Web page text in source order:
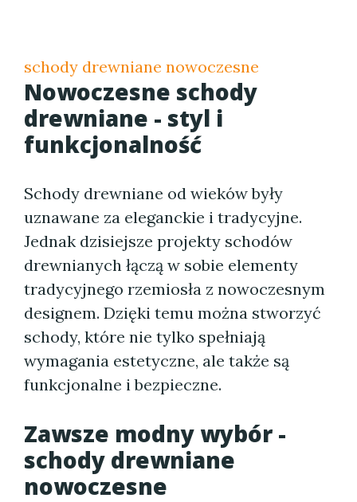
schody drewniane nowoczesne
Nowoczesne schody
drewniane - styl i
funkcjonalność
Schody drewniane od wieków były
uznawane za eleganckie i tradycyjne.
Jednak dzisiejsze projekty schodów
drewnianych łączą w sobie elementy
tradycyjnego rzemiosła z nowoczesnym
designem. Dzięki temu można stworzyć
schody, które nie tylko spełniają
wymagania estetyczne, ale także są
funkcjonalne i bezpieczne.
Zawsze modny wybór -
schody drewniane
nowoczesne